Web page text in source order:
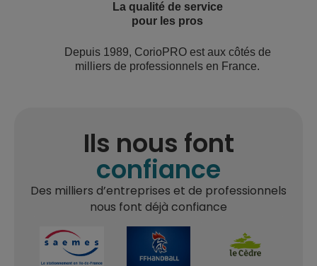
La qualité de service
pour les pros
Depuis 1989, CorioPRO est aux côtés de
milliers de professionnels en France.
Ils nous font
confiance
Des milliers d’entreprises et de professionnels
nous font déjà confiance